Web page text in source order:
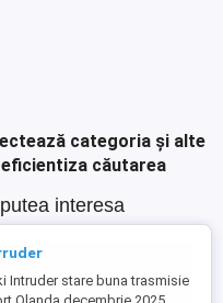
categoria și alte
căutarea
interesa
Intruder stare buna trasmisie